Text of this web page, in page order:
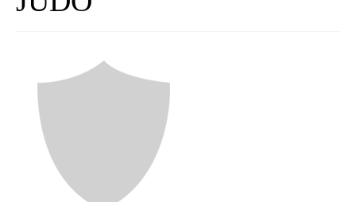
UNIVERSO CAD
CAD MEDIA
CAD FEDERAL